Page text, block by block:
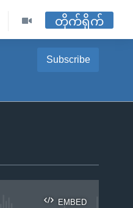
တိုက်ရိုက်
Subscribe
EMBED